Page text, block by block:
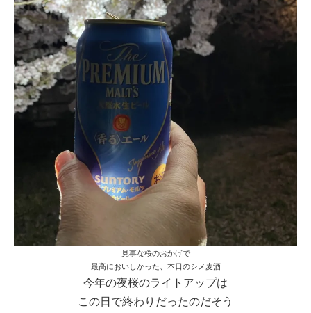
見事な桜のおかげで
最高においしかった、本日のシメ麦酒
今年の夜桜のライトアップは
この日で終わりだったのだそう